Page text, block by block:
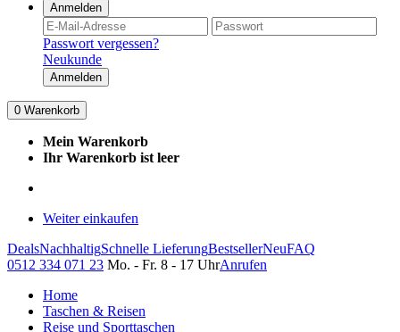
Anmelden
Passwort vergessen?
Neukunde
Anmelden
0 Warenkorb
Mein Warenkorb
Ihr Warenkorb ist leer
Weiter einkaufen
DealsNachhaltigSchnelle LieferungBestsellerNeuFAQ
0512 334 071 23 Mo. - Fr. 8 - 17 UhrAnrufen
Home
Taschen & Reisen
Reise und Sporttaschen